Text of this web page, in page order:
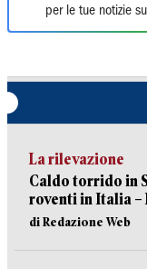
per le tue notizie
La rilevazione
Caldo torrido in
roventi in Italia –
di Redazione Web